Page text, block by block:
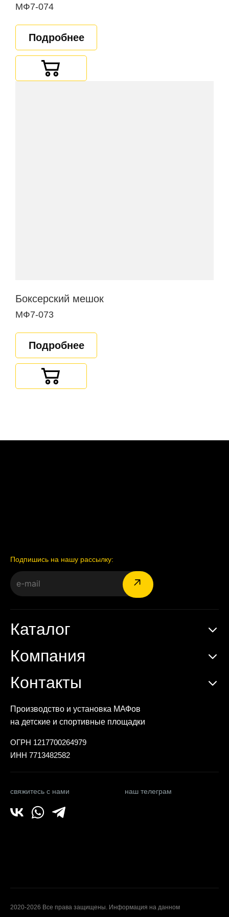
МФ7-074
Подробнее
Боксерский мешок
МФ7-073
Подробнее
Подпишись на нашу рассылку:
Производство и установка МАФов
на детские и спортивные площадки
ОГРН 1217700264979
ИНН 7713482582
свяжитесь с нами наш телеграм
Каталог
Компания
Контакты
2020-2026 Все права защищены. Информация на данном